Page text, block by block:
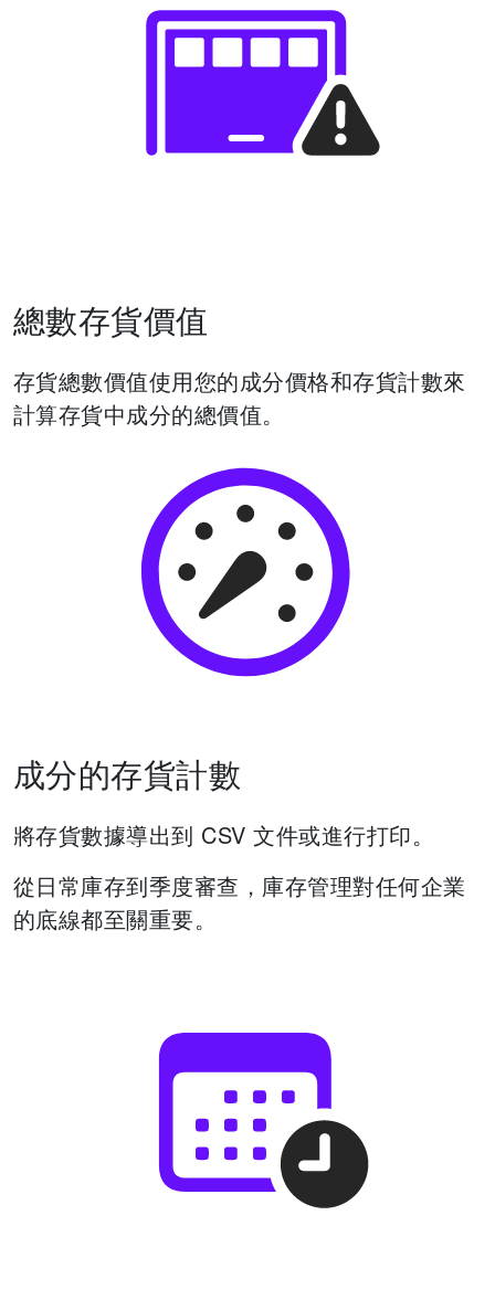
總數存貨價值
存貨總數價值使用您的成分價格和存貨計數來
計算存貨中成分的總價值。
成分的存貨計數
將存貨數據導出到 CSV 文件或進行打印。
從日常庫存到季度審查，庫存管理對任何企業
的底線都至關重要。